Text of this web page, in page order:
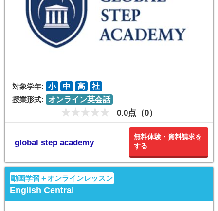
対象学年: 小 中 高
社
授業形式:
オンライン英会話
0.0点（0）
global step academy
無料体験・資料請求を
する
動画学習＋オンラインレッスン
English Central